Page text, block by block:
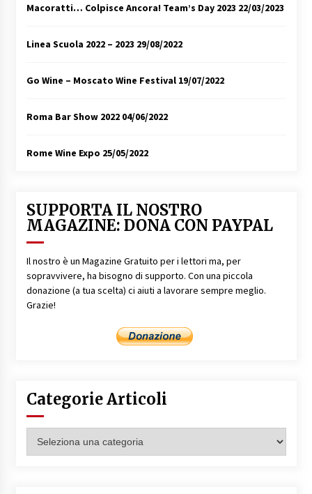
Macoratti… Colpisce Ancora! Team’s Day 2023 22/03/2023
Linea Scuola 2022 – 2023 29/08/2022
Go Wine – Moscato Wine Festival 19/07/2022
Roma Bar Show 2022 04/06/2022
Rome Wine Expo 25/05/2022
SUPPORTA IL NOSTRO
MAGAZINE: DONA CON PAYPAL
Il nostro è un Magazine Gratuito per i lettori ma, per
sopravvivere, ha bisogno di supporto. Con una piccola
donazione (a tua scelta) ci aiuti a lavorare sempre meglio.
Grazie!
Categorie Articoli
Articoli